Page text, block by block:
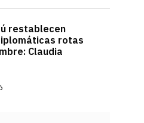
restablecen
rotas
Claudia